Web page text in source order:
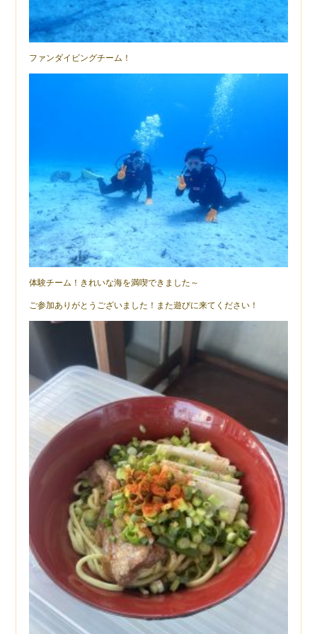
ファンダイビングチーム！
体験チーム！きれいな海を満喫できました～
ご参加ありがとうございました！また遊びに来てください！